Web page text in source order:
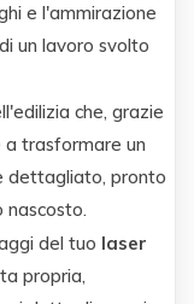
e l'ammirazione
un lavoro svolto
che, grazie
a trasformare un
dettagliato, pronto
nascosto.
del tuo laser
propria,